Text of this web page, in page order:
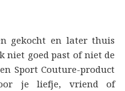
gekocht en later thuis
niet goed past of niet de
Sport Couture-product
je liefje, vriend of